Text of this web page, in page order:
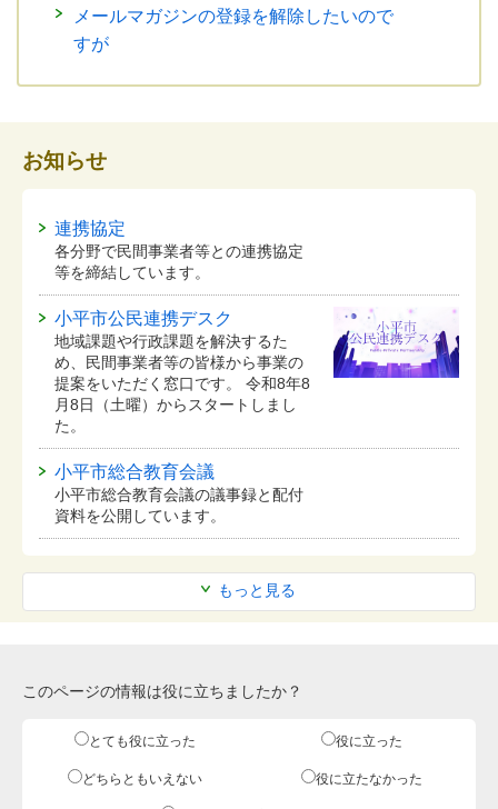
メールマガジンの登録を解除したいので
すが
お知らせ
もっと見る
連携協定
各分野で民間事業者等との連携協定
等を締結しています。
小平市公民連携デスク
地域課題や行政課題を解決するた
め、民間事業者等の皆様から事業の
提案をいただく窓口です。 令和8年8
月8日（土曜）からスタートしまし
た。
小平市総合教育会議
小平市総合教育会議の議事録と配付
資料を公開しています。
このページの情報は役に立ちましたか？
とても役に立った 役に立った
どちらともいえない 役に立たなかった